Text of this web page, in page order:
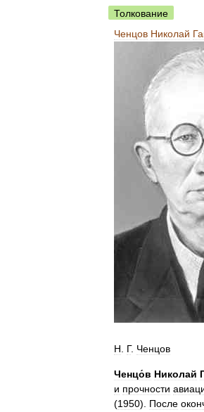
Толкование
Ченцов Николай
Н Г. Ченцов
Ченцо́в Николай
и прочности
(1950). После